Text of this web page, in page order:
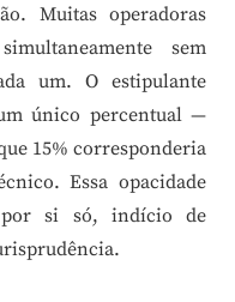
Muitas operadoras
sem
um. O estipulante
único percentual —
15% corresponderia
Essa opacidade
si só, indício de